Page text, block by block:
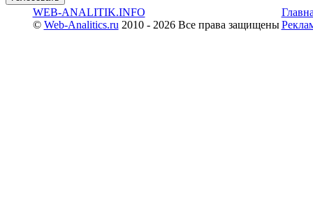
WEB-ANALITIK.INFO
© Web-Analitics.ru 2010 - 2026 Все права защищены